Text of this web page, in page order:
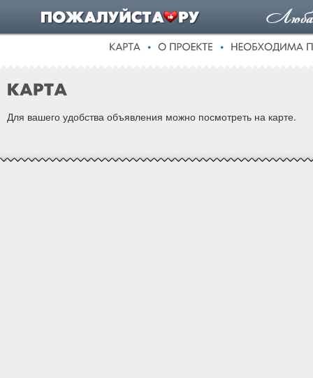
Для вашего удобства объявления можно посмотреть на карте.